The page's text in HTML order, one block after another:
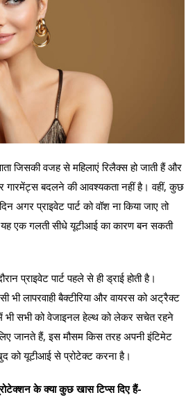
जिसकी वजह से महिलाएं रिलैक्स हो जाती हैं और
गारमेंट्स बदलने की आवश्यकता नहीं है। वहीं, कुछ
अगर प्राइवेट पार्ट को वॉश ना किया जाए तो
यह एक गलती सीधे यूटीआई का कारण बन सकती
प्राइवेट पार्ट पहले से ही ड्राई होती है।
लापरवाही बैक्टीरिया और वायरस को अट्रैक्ट
भी सभी को वेजाइनल हेल्थ को लेकर सचेत रहने
जानते हैं, इस मौसम किस तरह अपनी इंटिमेट
को यूटीआई से प्रोटेक्ट करना है।
के क्या कुछ खास टिप्स दिए हैं-